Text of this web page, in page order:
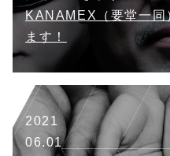
KANAMEX（要堂一同
ます！
2021
06.01